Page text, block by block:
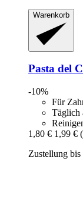
Warenkorb
Pasta del
-10%
Für
Täglich
1,80 € 1,99 €
Zustellung